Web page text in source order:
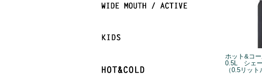
ホット&コ
0.5L シェ
（0.5リット